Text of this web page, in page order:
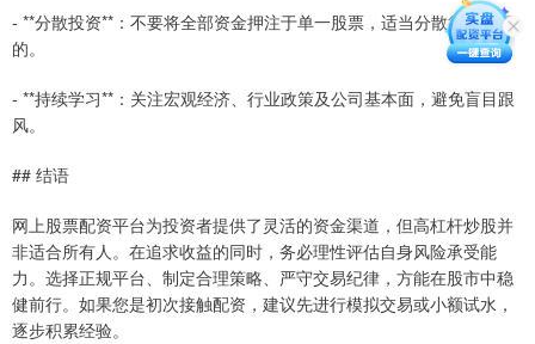
- **分散投资**：不要将全部资金押注于单一股票，适当分散行业和标
的。
- **持续学习**：关注宏观经济、行业政策及公司基本面，避免盲目跟
风。
## 结语
网上股票配资平台为投资者提供了灵活的资金渠道，但高杠杆炒股并
非适合所有人。在追求收益的同时，务必理性评估自身风险承受能
力。选择正规平台、制定合理策略、严守交易纪律，方能在股市中稳
健前行。如果您是初次接触配资，建议先进行模拟交易或小额试水，
逐步积累经验。